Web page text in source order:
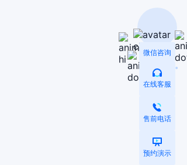
微信咨询
在线客服
售前电话
预约演示